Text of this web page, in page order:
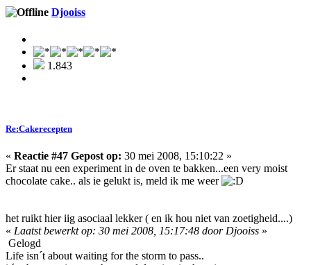
Djooiss
1.843
Re:Cakerecepten
« Reactie #47 Gepost op: 30 mei 2008, 15:10:22 »
Er staat nu een experiment in de oven te bakken...een very moist
chocolate cake.. als ie gelukt is, meld ik me weer
het ruikt hier iig asociaal lekker ( en ik hou niet van zoetigheid....)
« Laatst bewerkt op: 30 mei 2008, 15:17:48 door Djooiss »
Gelogd
Life isn´t about waiting for the storm to pass..